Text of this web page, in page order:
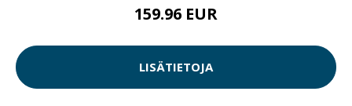
159.96 EUR
LISÄTIETOJA